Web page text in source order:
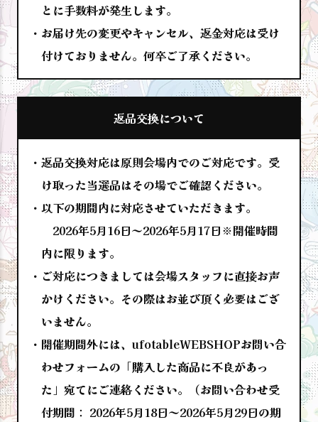
とに手数料が発生します。
お届け先の変更やキャンセル、返金対応は受け
付けておりません。何卒ご了承ください。
返品交換について
返品交換対応は原則会場内でのご対応です。受
け取った当選品はその場でご確認ください。
以下の期間内に対応させていただきます。
2026年5月16日～2026年5月17日※開催時間
内に限ります。
ご対応につきましては会場スタッフに直接お声
かけください。その際はお並び頂く必要はござ
いません。
開催期間外には、ufotableWEBSHOPお問い合
わせフォームの「購入した商品に不良があっ
た」宛てにご連絡ください。（お問い合わせ受
付期間： 2026年5月18日～2026年5月29日の期